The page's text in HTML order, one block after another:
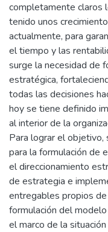
completamente claros
tenido unos
actualmente, para
el tiempo y las
surge la necesidad de
estratégica,
todas las decisiones
hoy se tiene definido
al interior de la
Para lograr el objetivo,
para la formulación de
el direccionamiento
de estrategia e
entregables propios
formulación del
el marco de la